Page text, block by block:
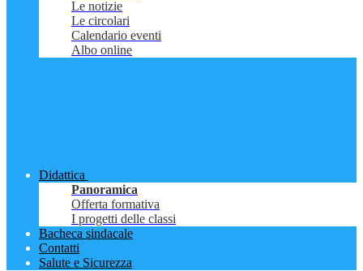
Le notizie
Le circolari
Calendario eventi
Albo online
Didattica
Panoramica
Offerta formativa
I progetti delle classi
Bacheca sindacale
Contatti
Salute e Sicurezza